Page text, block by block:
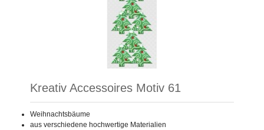
Kreativ Accessoires Motiv 61
Weihnachtsbäume
aus verschiedene hochwertige Materialien